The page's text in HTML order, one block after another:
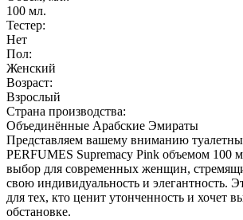
100 мл.
Тестер:
Нет
Пол:
Женский
Возраст:
Взрослый
Страна производства:
Объединённые Арабские Эмираты
Представляем вашему вниманию
PERFUMES Supremacy Pink объемом 100
выбор для современных женщин,
свою индивидуальность и элегантность.
для тех, кто ценит утонченность и хочет
обстановке.